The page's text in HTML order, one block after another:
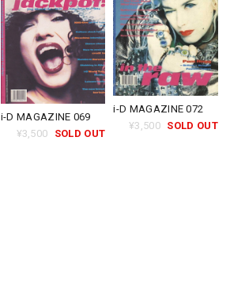
i-D MAGAZINE 069
¥3,500
SOLD OUT
i-D MAGAZINE 072
¥3,500 SOLD OUT